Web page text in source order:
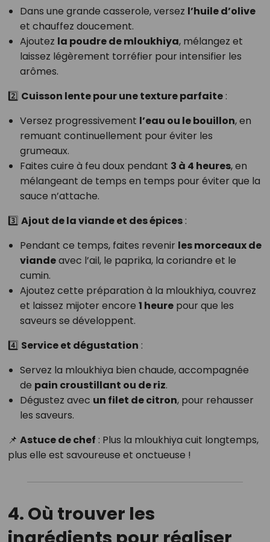
Dans une grande casserole, versez l’huile d’olive
et chauffez doucement.
Ajoutez la poudre de mloukhiya, mélangez et
laissez légèrement torréfier pour intensifier les
arômes.
2️⃣ Cuisson lente pour une texture parfaite:
Versez progressivement l’eau ou le bouillon, en
remuant continuellement pour éviter les
grumeaux.
Faites cuire à feu doux pendant 3 à 4 heures, en
mélangeant de temps en temps pour éviter que la
sauce n’attache.
3️⃣ Ajout de la viande et des épices:
Pendant ce temps, faites revenir les morceaux de
viandeavec l’ail, le paprika, la coriandre et le
cumin.
Ajoutez cette préparation à la mloukhiya, couvrez
et laissez mijoter encore 1 heurepour que les
saveurs se développent.
4️⃣ Service et dégustation :
Servez la mloukhiya bien chaude, accompagnée
de pain croustillant ou de riz.
Dégustez avec un filet de citron, pour rehausser
les saveurs.
📌 Astuce de chef : Plus la mloukhiya cuit longtemps,
plus elle est savoureuse et onctueuse !
4. Où trouver les